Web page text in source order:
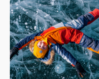
4-Й ЭТАП -
УВЛЕЧЕНИЯ
СМЕНЫ «ПРО...» И
ПРОГРАММЫ)